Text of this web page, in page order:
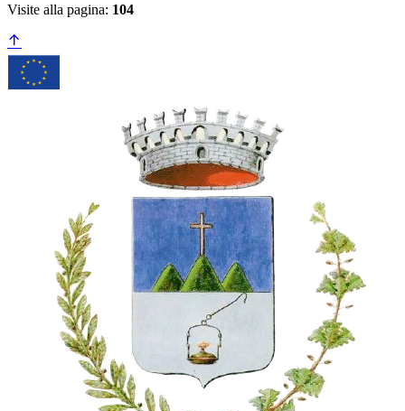
Visite alla pagina: 104